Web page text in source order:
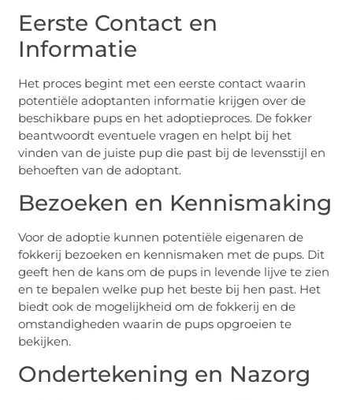
Eerste Contact en
Informatie
Het proces begint met een eerste contact waarin
potentiële adoptanten informatie krijgen over de
beschikbare pups en het adoptieproces. De fokker
beantwoordt eventuele vragen en helpt bij het
vinden van de juiste pup die past bij de levensstijl en
behoeften van de adoptant.
Bezoeken en Kennismaking
Voor de adoptie kunnen potentiële eigenaren de
fokkerij bezoeken en kennismaken met de pups. Dit
geeft hen de kans om de pups in levende lijve te zien
en te bepalen welke pup het beste bij hen past. Het
biedt ook de mogelijkheid om de fokkerij en de
omstandigheden waarin de pups opgroeien te
bekijken.
Ondertekening en Nazorg